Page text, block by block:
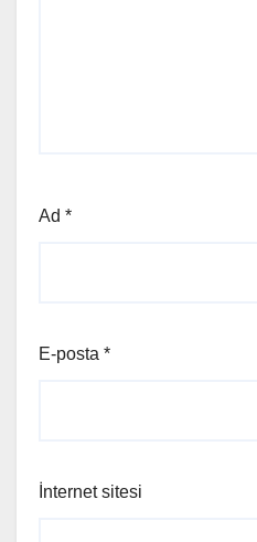
Ad *
E-posta *
İnternet sitesi